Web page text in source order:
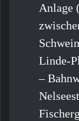
Anlage
Linde-
–